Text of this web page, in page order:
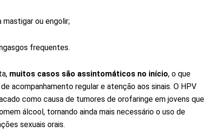
mastigar ou engolir;
frequentes.
muitos casos são assintomáticos no início, o que
acompanhamento regular e atenção aos sinais. O HPV
como causa de tumores de orofaringe em jovens que
álcool, tornando ainda mais necessário o uso de
sexuais orais.